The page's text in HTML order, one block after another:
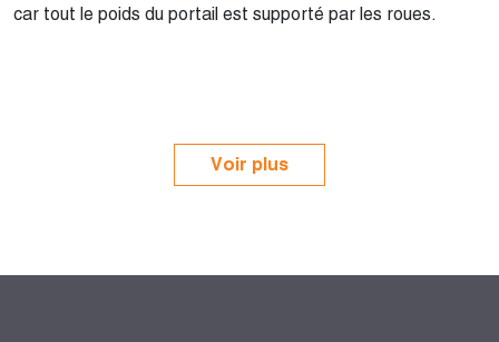
car tout le poids du portail est supporté par les roues.
Voir plus